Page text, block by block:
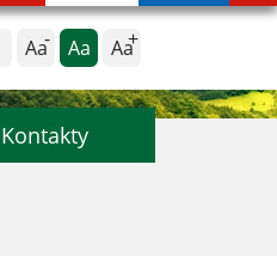
Aa Aa Aa
Kontakty